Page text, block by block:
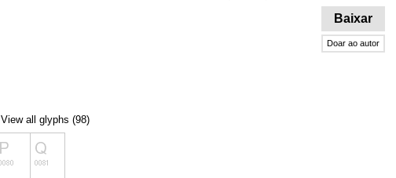
Baixar
Doar ao autor
View all glyphs (98)